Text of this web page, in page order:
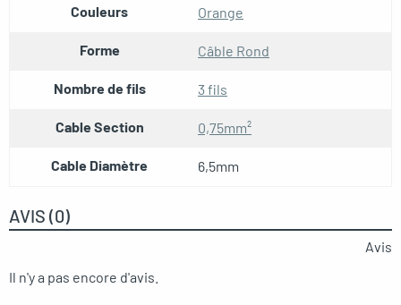
Couleurs Orange
Forme Câble Rond
Nombre de fils 3 fils
Cable Section 0,75mm²
Cable Diamètre 6,5mm
AVIS (0)
Avis
Il n'y a pas encore d'avis.